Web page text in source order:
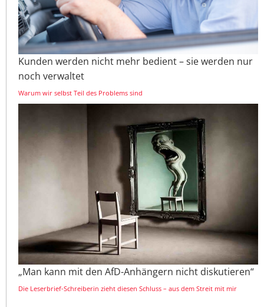
Kunden werden nicht mehr bedient – sie werden nur
noch verwaltet
Warum wir selbst Teil des Problems sind
„Man kann mit den AfD-Anhängern nicht diskutieren“
Die Leserbrief-Schreiberin zieht diesen Schluss – aus dem Streit mit mir